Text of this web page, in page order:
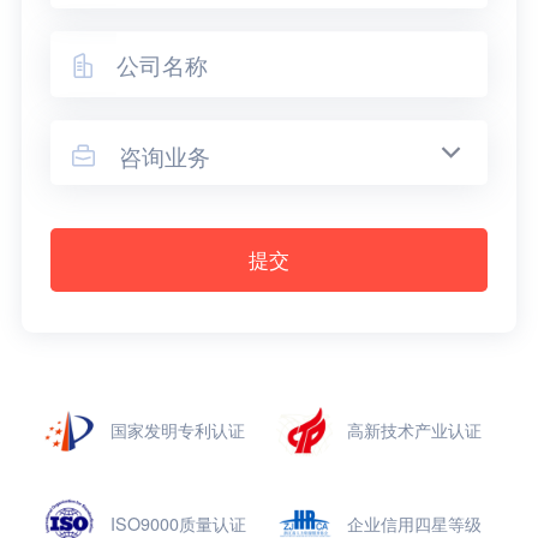

 咨询业务
提交
国家发明专利认证 高新技术产业认证
ISO9000质量认证 企业信用四星等级